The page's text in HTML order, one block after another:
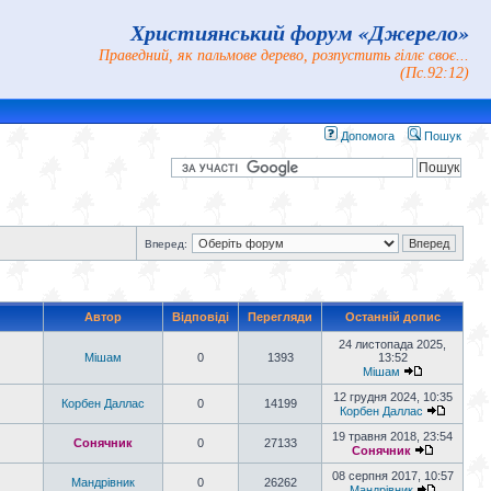
Християнський форум «Джерело»
Праведний, як пальмове дерево, розпустить гіллє своє...
(Пс.92:12)
Допомога Пошук
Вперед:
Автор Відповіді Перегляди Останній допис
Мішам 0 1393
24 листопада 2025,
13:52
Мішам
Корбен Даллас 0 14199
12 грудня 2024, 10:35
Корбен Даллас
Сонячник 0 27133
19 травня 2018, 23:54
Сонячник
Мандрiвник 0 26262
08 серпня 2017, 10:57